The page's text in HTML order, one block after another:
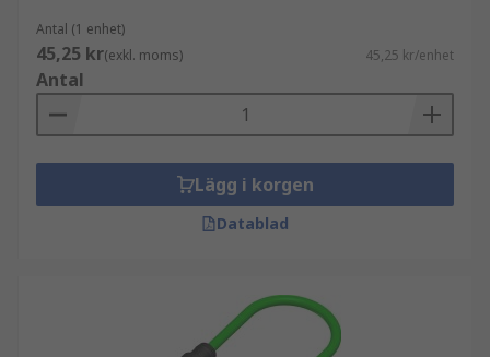
Antal (1 enhet)
45,25 kr(exkl. moms) 45,25 kr/enhet
Antal
Lägg i korgen
Datablad